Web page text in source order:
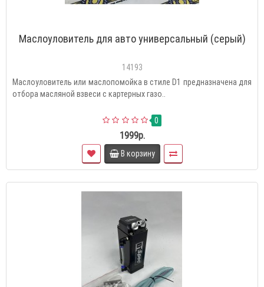
Маслоуловитель для авто универсальный (серый)
14193
Маслоуловитель или маслопомойка в стиле D1 предназначена для
отбора масляной взвеси с картерных газо..
0
1999р.
В корзину